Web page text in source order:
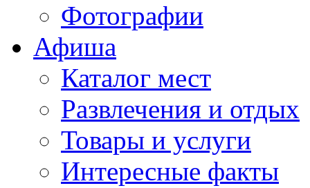
Фотографии
Афиша
Каталог мест
Развлечения и отдых
Товары и услуги
Интересные факты